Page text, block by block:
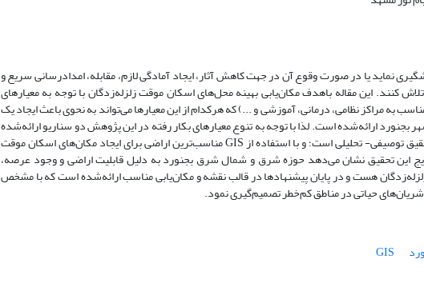
نماید یا در صورت وقوع آن در جهت کاهش آثار، ایجاد آمادگی لازم، مقابله، امدادرسانی سریع و
کنند. این مقاله باهدف مکان‌یابی بهینه محل‌های اسکان موقت زلزله‌زدگان با توجه به معیارهای
به مراکز نظامی، درمانی، آموزشی و ...) که هرکدام از این معیارها می‌تواند به نحوی باعث ایجاد یک
بجنورد ارائه‌شده است. لذا با توجه به تنوع معیارهای بکار رفته در این پژوهش دو سناریو ارائه‌شده
توصیفی- تحلیلی است؛ و با استفاده ازGISمناسب‌ترین اراضی برای ایجاد مکان‌های اسکان موقت
این تحقیق نشان می‌دهد حوزه شرق و شمال شرق بجنورد به دلیل قابلیت اراضی و وجود عرصه،
هست و در پایان پیشنهاد‌ها در قالب نقشه و مکان‌یابی مناسب ارائه‌شده است که با مشخص
حیاتی در مناطق کم‌خطر تصمیم‌گیری نمود.
GIS